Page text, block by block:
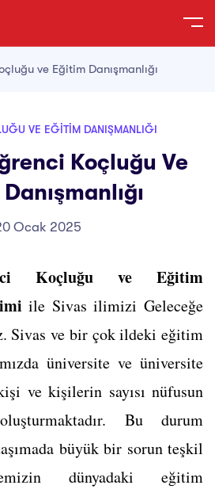
ve Eğitim Danışmanlığı
VE EĞITIM DANIŞMANLIĞI
Koçluğu Ve
Ocak 2025
Koçluğu ve Eğitim
ile Sivas ilimizi Geleceğe
Sivas ve bir çok ildeki eğitim
üniversite ve üniversite
ve kişilerin sayısı nüfusun
Bu durum
büyük bir sorun teşkil
dünyadaki eğitim